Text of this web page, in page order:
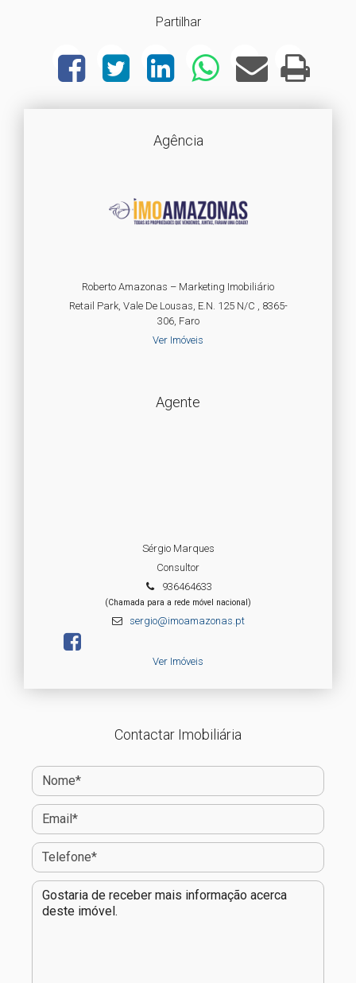
Partilhar
Agência
Roberto Amazonas – Marketing Imobiliário
Retail Park, Vale De Lousas, E.N. 125 N/C , 8365-
306, Faro
Ver Imóveis
Agente
Sérgio Marques
Consultor
936464633
(Chamada para a rede móvel nacional)
sergio@imoamazonas.pt
Ver Imóveis
Contactar Imobiliária